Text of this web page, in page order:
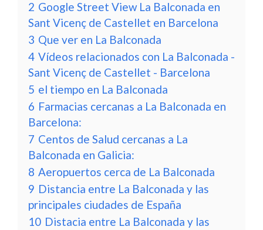
2 Google Street View La Balconada en
Sant Vicenç de Castellet en Barcelona
3 Que ver en La Balconada
4 Vídeos relacionados con La Balconada -
Sant Vicenç de Castellet - Barcelona
5 el tiempo en La Balconada
6 Farmacias cercanas a La Balconada en
Barcelona:
7 Centos de Salud cercanas a La
Balconada en Galicia:
8 Aeropuertos cerca de La Balconada
9 Distancia entre La Balconada y las
principales ciudades de España
10 Distacia entre La Balconada y las